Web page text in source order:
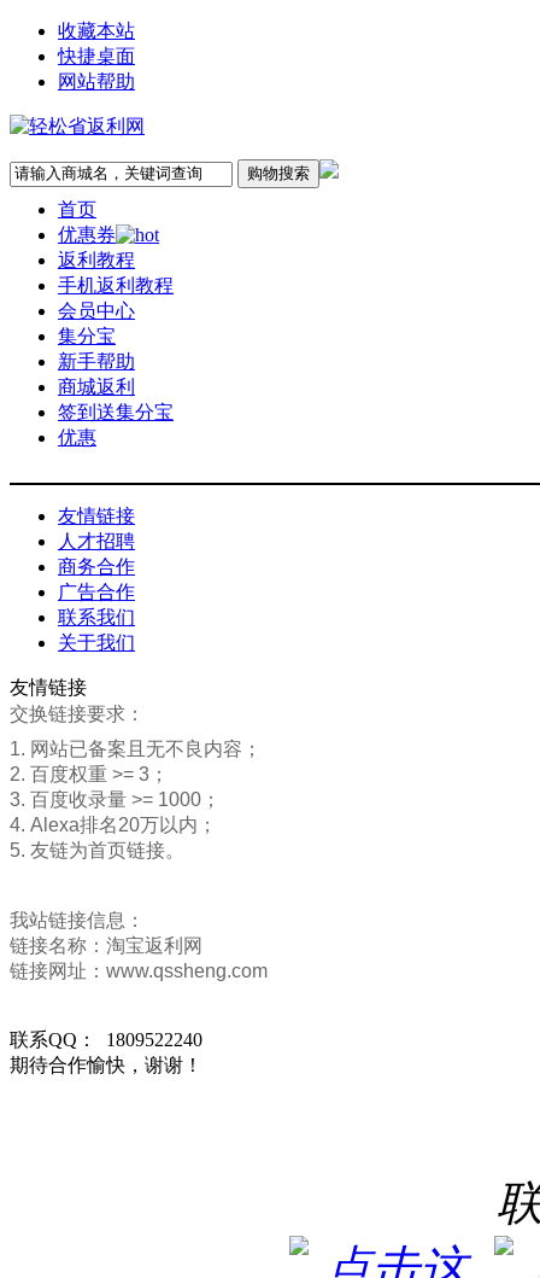
收藏本站
快捷桌面
网站帮助
首页
优惠券
返利教程
手机返利教程
会员中心
集分宝
新手帮助
商城返利
签到送集分宝
优惠
友情链接
人才招聘
商务合作
广告合作
联系我们
关于我们
友情链接
交换链接要求：
1. 网站已备案且无不良内容；
2. 百度权重 >= 3；
3. 百度收录量 >= 1000；
4. Alexa排名20万以内；
5. 友链为首页链接。
我站链接信息：
链接名称：淘宝返利网
链接网址：www.qssheng.com
联系QQ： 1809522240
期待合作愉快，谢谢！